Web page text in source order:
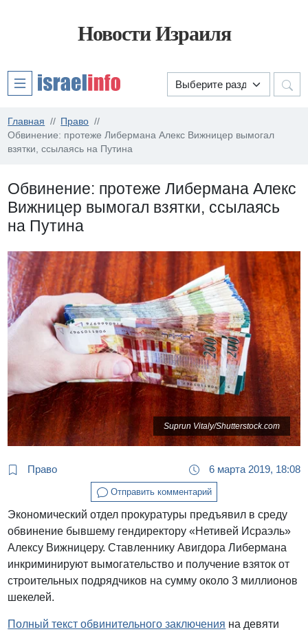
Новости Израиля
Главная
Право
Обвинение: протеже Либермана Алекс Вижницер вымогал
взятки, ссылаясь на Путина
Обвинение: протеже Либермана Алекс
Вижницер вымогал взятки, ссылаясь
на Путина
Suprun Vitaly/Shutterstock.com
Право 6 марта 2019, 18:08
Отправить комментарий
Экономический отдел прокуратуры предъявил в среду
обвинение бывшему гендиректору «Нетивей Исраэль»
Алексу Вижницеру. Ставленнику Авигдора Либермана
инкриминируют вымогательство и получение взяток от
строительных подрядчиков на сумму около 3 миллионов
шекелей.
Полный текст обвинительного заключения на девяти